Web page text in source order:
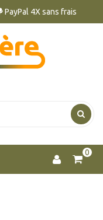
PayPal 4X sans frais
0